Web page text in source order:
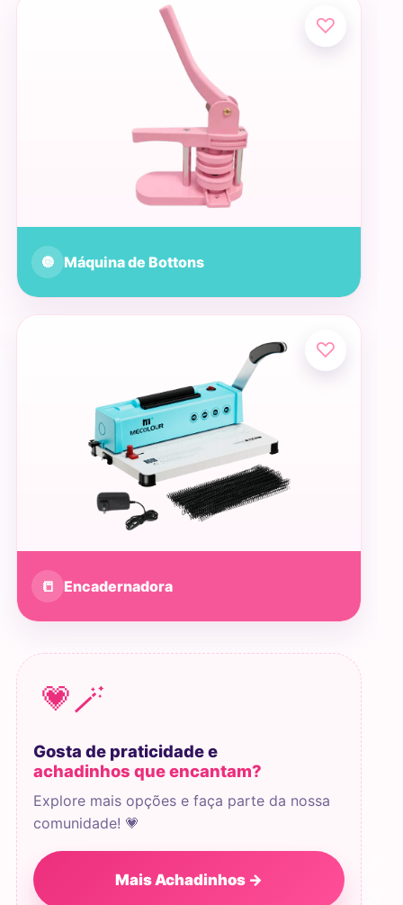
♡
🔘 Máquina de Bottons
♡
📒 Encadernadora
💗🪄
Gosta de praticidade e
achadinhos que encantam?
Explore mais opções e faça parte da nossa
comunidade! 💗
Mais Achadinhos →